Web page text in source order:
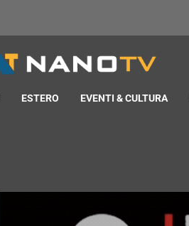
ESTERO EVENTI & CULTURA